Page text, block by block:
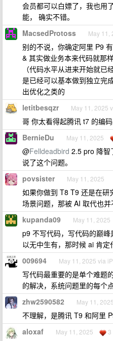
会员都可以白嫖了，我也用
能， 确实不错。
MacsedProtoss May 11,
别的不说，你确定阿里 P9
& 其实做业务本来代码就那
（代码水平从进来开始就
是已经可以基本做到独立完
出优化之类的
letitbesqzr May 11, 2025
哥 你太看得起腾讯 t7 的编码
BernieDu May 11, 2025
@Felldeadbird 2.5 pro 降智
说了这个问题。
povsister May 11, 2025
如果你做到 T8 T9 还是在研
场景问题，那被 AI 取代也并
kupanda09 May 11, 2025
p9 不写代码，写代码的巅
以无中生有，那时候 ai 肯定
009694 May 11, 2025 via
写代码最重要的是单个难题
的解决，系统问题里的每个
zhw2590582 May 11, 2025
不理解，是腾讯 T9 和阿里
aloxaf May 11, 2025 3